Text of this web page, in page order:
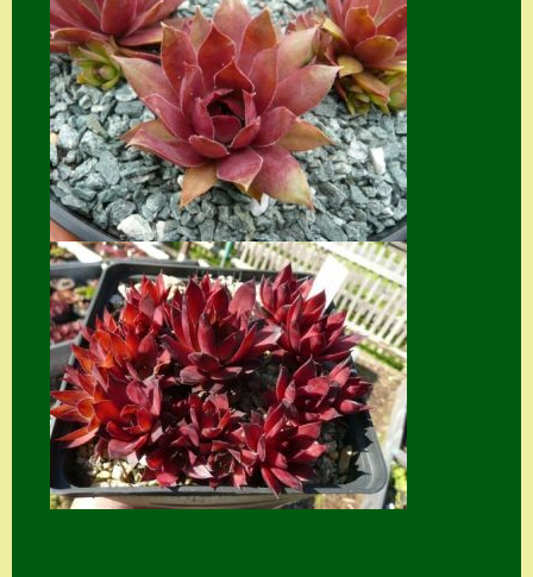
Semps von A – Z
Shop
Suche
Sue Thomas
Translator
Versand
Versand von
Semps
Warenkorb
Warenkorb
Widerrufsbelehru
ng